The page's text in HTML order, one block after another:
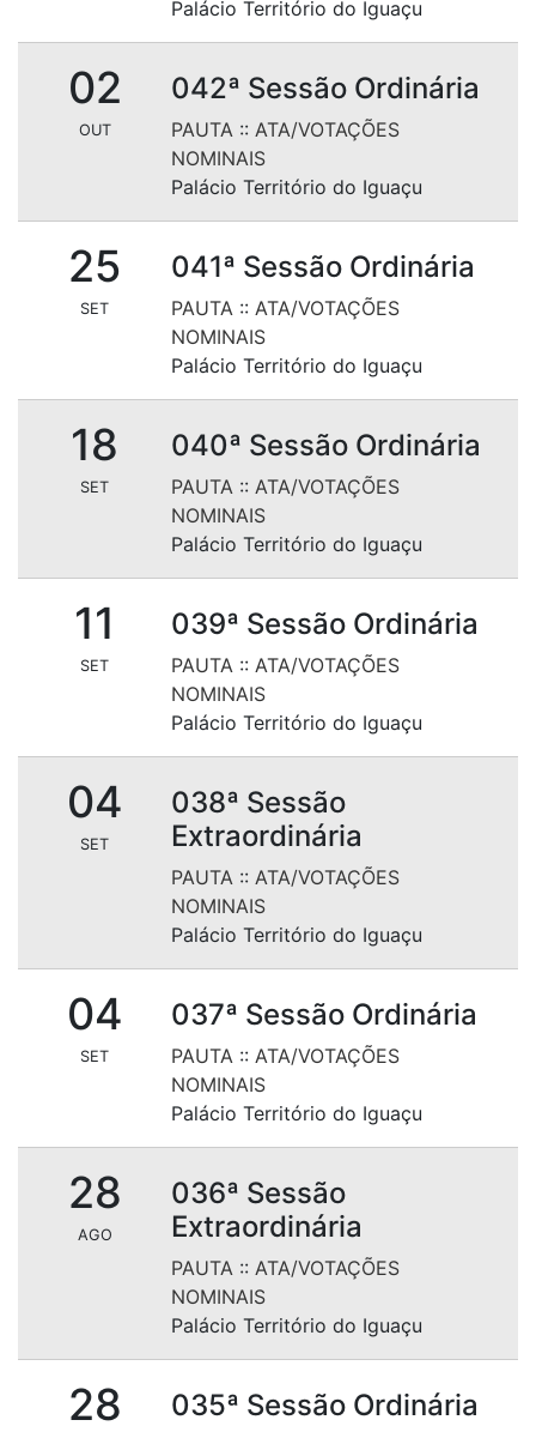
Palácio Território do Iguaçu
02
OUT
042ª Sessão Ordinária
PAUTA :: ATA/VOTAÇÕES
NOMINAIS
Palácio Território do Iguaçu
25
SET
041ª Sessão Ordinária
PAUTA :: ATA/VOTAÇÕES
NOMINAIS
Palácio Território do Iguaçu
18
SET
040ª Sessão Ordinária
PAUTA :: ATA/VOTAÇÕES
NOMINAIS
Palácio Território do Iguaçu
11
SET
039ª Sessão Ordinária
PAUTA :: ATA/VOTAÇÕES
NOMINAIS
Palácio Território do Iguaçu
04
SET
038ª Sessão
Extraordinária
PAUTA :: ATA/VOTAÇÕES
NOMINAIS
Palácio Território do Iguaçu
04
SET
037ª Sessão Ordinária
PAUTA :: ATA/VOTAÇÕES
NOMINAIS
Palácio Território do Iguaçu
28
AGO
036ª Sessão
Extraordinária
PAUTA :: ATA/VOTAÇÕES
NOMINAIS
Palácio Território do Iguaçu
28 035ª Sessão Ordinária